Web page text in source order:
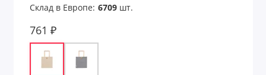
Склад в Европе: 6709шт.
761 ₽